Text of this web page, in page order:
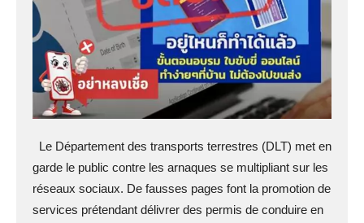
Le Département des transports terrestres (DLT) met en
garde le public contre les arnaques se multipliant sur les
réseaux sociaux. De fausses pages font la promotion de
services prétendant délivrer des permis de conduire en